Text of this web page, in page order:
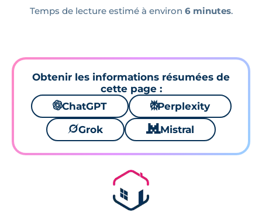
Temps de lecture estimé à environ 6 minutes.
Obtenir les informations résumées de
cette page :
🌌ChatGPT ⚙Perplexity
🪐Grok 🐱 Mistral